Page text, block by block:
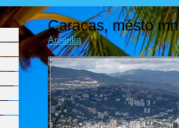
Caracas, město
Amerika